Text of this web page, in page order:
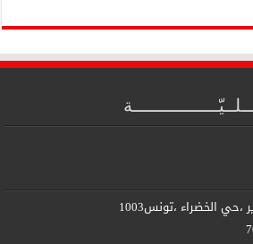
،حي الخضراء ،تونس1003